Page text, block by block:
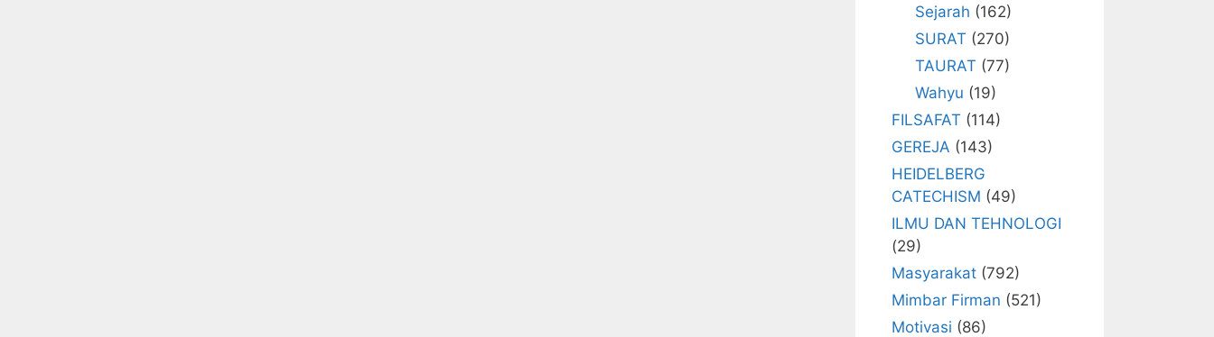
Sejarah (162)
SURAT (270)
TAURAT (77)
Wahyu (19)
FILSAFAT (114)
GEREJA (143)
HEIDELBERG
CATECHISM (49)
ILMU DAN TEHNOLOGI
(29)
Masyarakat (792)
Mimbar Firman (521)
Motivasi (86)